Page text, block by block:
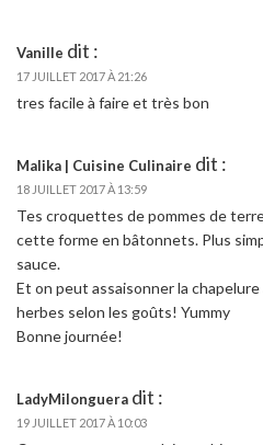
Vanille dit :
17 JUILLET 2017 À 21:26
tres facile à faire et très bon
Malika | Cuisine Culinaire dit :
18 JUILLET 2017 À 13:59
Tes croquettes de pommes de
cette forme en bâtonnets. Plus
sauce.
Et on peut assaisonner la
herbes selon les goûts! Yummy
Bonne journée!
LadyMilonguera dit :
19 JUILLET 2017 À 10:03